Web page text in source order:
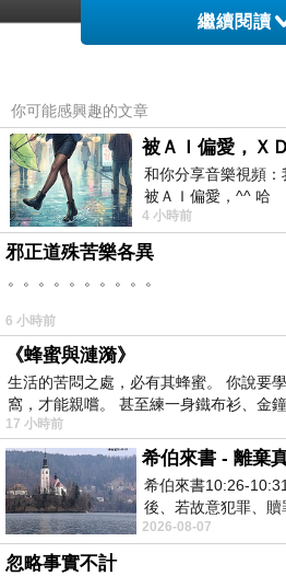
下車後還要走一段坡道， 上坡走起來
不要嬉戲奔跑， 以免跌倒受傷。
繼續閱讀
你可能感興趣的文章
被ＡＩ偏愛，ＸＤ
和你分享音樂視頻
被ＡＩ偏愛，^^ 哈
4 小時前
邪正道殊苦樂各異
。。。。。。。。。。
6 小時前
《蜂蜜與漣漪》
生活的苦悶之處，必有其蜂蜜。 你說要
窩，才能親嚐。 甚至練一身鐵布衫、金
17 小時前
希伯來書 - 離棄
希伯來書10:26-
後、若故意犯罪、
有戰懼等候審判和那
2026-08-07
忽略事實不計